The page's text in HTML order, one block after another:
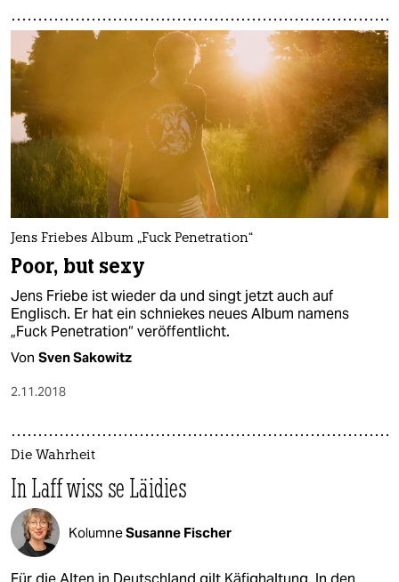
Jens Friebes Album „Fuck Penetration“
Poor, but sexy
Jens Friebe ist wieder da und singt jetzt auch auf
Englisch. Er hat ein schniekes neues Album namens
„Fuck Penetration“ veröffentlicht.
Von Sven Sakowitz
2.11.2018
Die Wahrheit
In Laff wiss se Läidies
KolumneSusanne Fischer